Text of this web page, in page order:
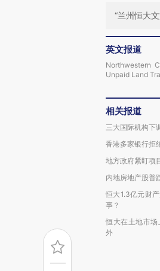
“兰州恒大
英文报道
Northwestern
Unpaid Land
相关报道
三大国际机构下
香港多家银行拒
地方政府紧盯项
内地房地产股普
恒大1.3亿元财
事？
恒大在土地市
外